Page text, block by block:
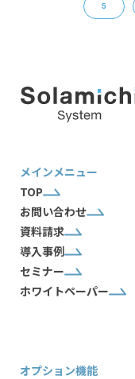
5
メインメニュー
TOP
お問い合わせ
資料請求
導入事例
セミナー
ホワイトペーパー
オプション機能